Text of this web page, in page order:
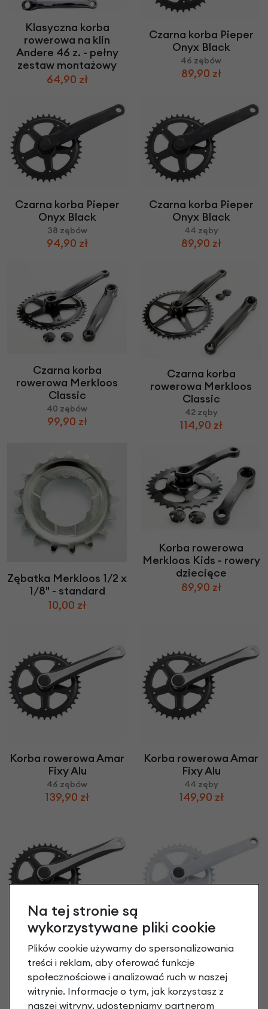
Klasyczna korba
rowerowa na klin
Andere 46 z. - pełny
zestaw montażowy
64,90 zł
Czarna korba Pieper
Onyx Black
46 zębów
89,90 zł
Czarna korba Pieper
Onyx Black
38 zębów
94,90 zł
Czarna korba Pieper
Onyx Black
44 zęby
89,90 zł
Czarna korba
rowerowa Merkloos
Classic
40 zębów
99,90 zł
Czarna korba
rowerowa Merkloos
Classic
42 zęby
114,90 zł
Zębatka Merkloos 1/2 x
1/8" - standard
10,00 zł
Korba rowerowa
Merkloos Kids - rowery
dziecięce
89,90 zł
Korba rowerowa Amar
Fixy Alu
46 zębów
139,90 zł
Korba rowerowa Amar
Fixy Alu
44 zęby
149,90 zł
Korba rowerowa Amar
Fixy Alu
38 zębów
179,00 zł
Korba Pieper Onyx
Silver 170 mm
46 zębów
114,90 zł
Na tej stronie są
wykorzystywane pliki cookie
Plików cookie używamy do spersonalizowania
treści i reklam, aby oferować funkcje
społecznościowe i analizować ruch w naszej
witrynie. Informacje o tym, jak korzystasz z
naszej witryny, udostępniamy partnerom